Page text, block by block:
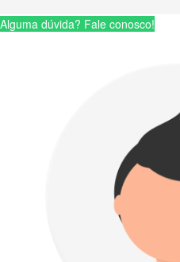
Alguma dúvida? Fale conosco!